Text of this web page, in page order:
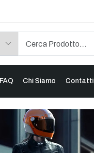
FAQ Chi Siamo Contatti